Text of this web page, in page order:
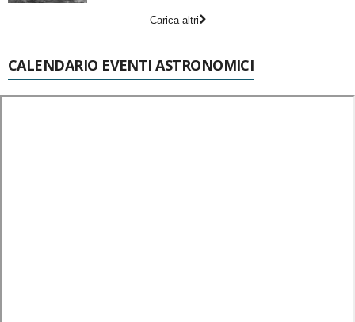
Carica altri
CALENDARIO EVENTI ASTRONOMICI